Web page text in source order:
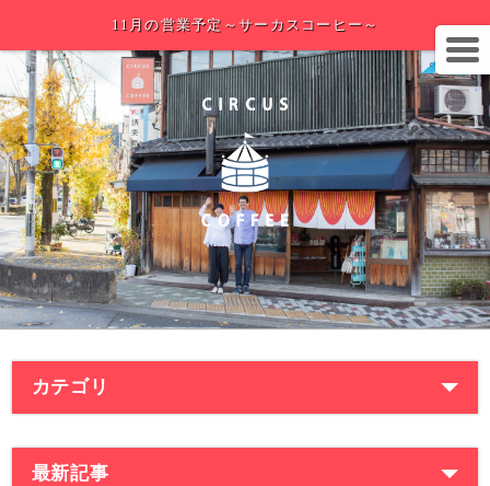
11月の営業予定～サーカスコーヒー～
カテゴリ
最新記事